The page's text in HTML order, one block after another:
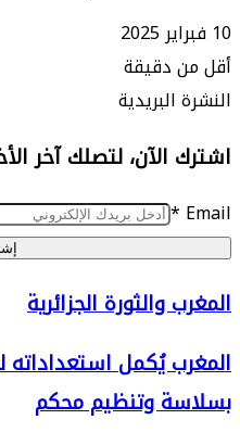
لتصلك آخر الأخبار
الجزائرية
وتنظيم محكم